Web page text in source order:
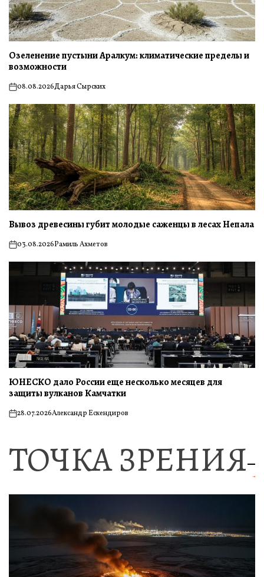
Озеленение пустыни Аралкум: климатические пределы и
возможности
on08.08.2026Дарья Сырских
Вывоз древесины губит молодые саженцы в лесах Непала
on03.08.2026Рамиль Ахметов
ЮНЕСКО дало России еще несколько месяцев для
защиты вулканов Камчатки
on28.07.2026Александр Ескендиров
ТОЧКА ЗРЕНИЯ